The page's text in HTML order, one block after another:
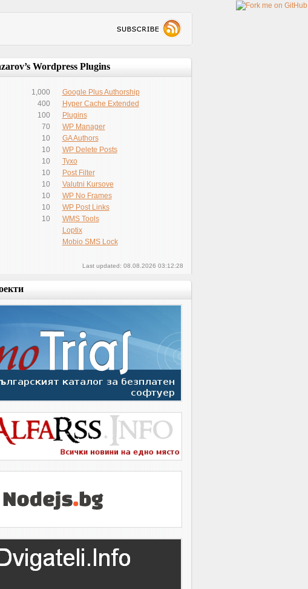
Wordpress Plugins
1,000
Google Plus Authorship
400
Hyper Cache Extended
100
Plugins
70
WP Manager
10
GA Authors
10
WP Delete Posts
10
Tyxo
10
Post Filter
10
Valutni Kursove
10
WP No Frames
10
WP Post Links
10
WMS Tools
Loptix
Mobio SMS Lock
Last updated: 08.08.2026 03:12:28